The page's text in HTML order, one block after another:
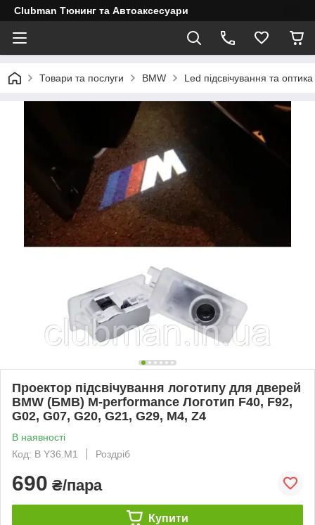
Clubman Тюнинг та Автоаксесуари
Товари та послуги BMW Led підсвічування та оптика
Проектор підсвічування логотипу для дверей
BMW (БМВ) M-performance Логотип F40, F92,
G02, G07, G20, G21, G29, M4, Z4
В наявності
Код: B Y36.M1
Роздріб
690 ₴/пара
Купити